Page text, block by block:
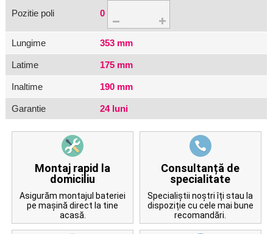
Pozitie poli 0
Lungime 353 mm
Latime 175 mm
Inaltime 190 mm
Garantie 24 luni
Montaj rapid la
domiciliu
Asigurăm montajul bateriei
pe mașină direct la tine
acasă.
Consultanță de
specialitate
Specialiștii noștri îți stau la
dispoziție cu cele mai bune
recomandări.